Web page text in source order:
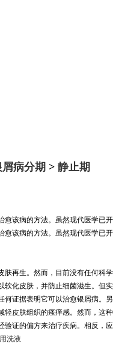
屑病分期 > 静止期
愈该病的方法。虽然现代医学已
该病的方法。虽然现代医学已
再生。然而，目前没有任何科
化皮肤，并防止细菌滋生。但
证据表明它可以治愈银屑病。
皮肤组织的瘙痒感。然而，这
证的偏方来治疗疾病。相反，
洗液